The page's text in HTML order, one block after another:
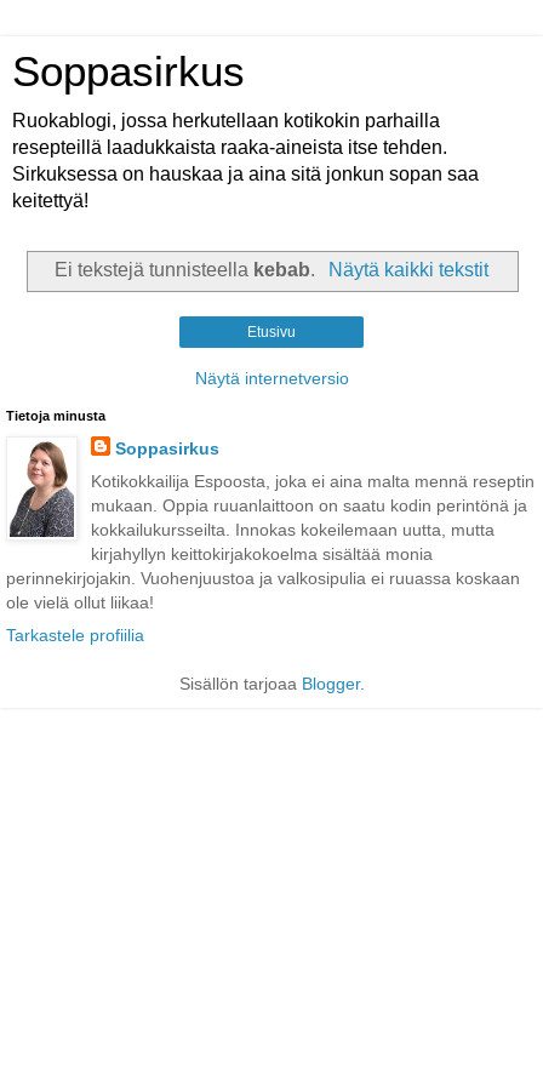
Soppasirkus
Ruokablogi, jossa herkutellaan kotikokin parhailla
resepteillä laadukkaista raaka-aineista itse tehden.
Sirkuksessa on hauskaa ja aina sitä jonkun sopan saa
keitettyä!
Ei tekstejä tunnisteella kebab. Näytä kaikki tekstit
Etusivu
Näytä internetversio
Tietoja minusta
Soppasirkus
Kotikokkailija Espoosta, joka ei aina malta mennä reseptin
mukaan. Oppia ruuanlaittoon on saatu kodin perintönä ja
kokkailukursseilta. Innokas kokeilemaan uutta, mutta
kirjahyllyn keittokirjakokoelma sisältää monia
perinnekirjojakin. Vuohenjuustoa ja valkosipulia ei ruuassa koskaan
ole vielä ollut liikaa!
Tarkastele profiilia
Sisällön tarjoaa Blogger.